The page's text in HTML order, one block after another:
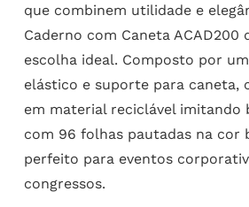
que combinem utilidade e
Caderno com Caneta ACAD200
escolha ideal. Composto por
elástico e suporte para caneta,
em material reciclável imitando
com 96 folhas pautadas na cor
perfeito para eventos
congressos.